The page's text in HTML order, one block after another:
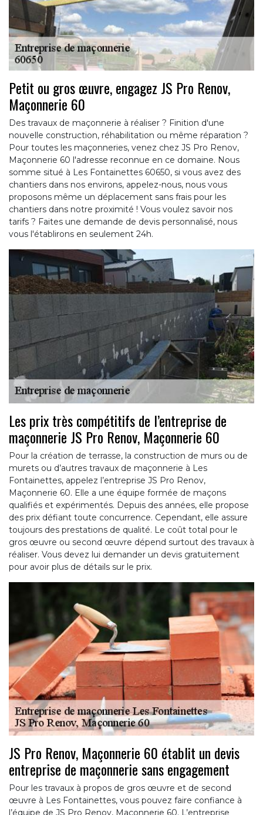
Petit ou gros œuvre, engagez JS Pro Renov,
Maçonnerie 60
Des travaux de maçonnerie à réaliser ? Finition d'une
nouvelle construction, réhabilitation ou même réparation ?
Pour toutes les maçonneries, venez chez JS Pro Renov,
Maçonnerie 60 l'adresse reconnue en ce domaine. Nous
somme situé à Les Fontainettes 60650, si vous avez des
chantiers dans nos environs, appelez-nous, nous vous
proposons même un déplacement sans frais pour les
chantiers dans notre proximité ! Vous voulez savoir nos
tarifs ? Faites une demande de devis personnalisé, nous
vous l'établirons en seulement 24h.
Les prix très compétitifs de l’entreprise de
maçonnerie JS Pro Renov, Maçonnerie 60
Pour la création de terrasse, la construction de murs ou de
murets ou d’autres travaux de maçonnerie à Les
Fontainettes, appelez l’entreprise JS Pro Renov,
Maçonnerie 60. Elle a une équipe formée de maçons
qualifiés et expérimentés. Depuis des années, elle propose
des prix défiant toute concurrence. Cependant, elle assure
toujours des prestations de qualité. Le coût total pour le
gros œuvre ou second œuvre dépend surtout des travaux à
réaliser. Vous devez lui demander un devis gratuitement
pour avoir plus de détails sur le prix.
JS Pro Renov, Maçonnerie 60 établit un devis
entreprise de maçonnerie sans engagement
Pour les travaux à propos de gros œuvre et de second
œuvre à Les Fontainettes, vous pouvez faire confiance à
l’équipe de JS Pro Renov, Maçonnerie 60. L’entreprise